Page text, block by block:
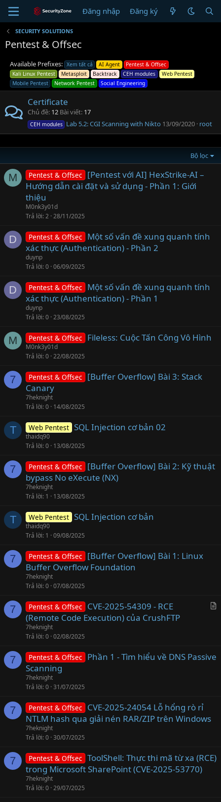
Đăng nhập Đăng ký
SECURITY SOLUTIONS
Pentest & Offsec
Available Prefixes: Xem tất cả AI Agent
Pentest & Offsec
Kali Linux Pentest
Metasploit Backtrack CEH modules
Web Pentest
Mobile Pentest
Network Pentest Social Engineering
Certificate
Chủ đề 12 Bài viết 17
CEH modules Lab 5.2: CGI Scanning with Nikto 13/09/2020 root
Bộ lọc
M Pentest & Offsec
[Pentest với AI] HexStrike-AI –
Hướng dẫn cài đặt và sử dụng - Phần 1: Giới
thiệu
M0nk3y01d
Trả lời 2 28/11/2025
D Pentest & Offsec
Một số vấn đề xung quanh tính
xác thực (Authentication) - Phần 2
duynp
Trả lời 0 06/09/2025
D Pentest & Offsec
Một số vấn đề xung quanh tính
xác thực (Authentication) - Phần 1
duynp
Trả lời 0 23/08/2025
M Pentest & Offsec Fileless: Cuộc Tấn Công Vô Hình
M0nk3y01d
Trả lời 0 22/08/2025
7 Pentest & Offsec
[Buffer Overflow] Bài 3: Stack
Canary
7heknight
Trả lời 0 14/08/2025
T Web Pentest SQL Injection cơ bản 02
thaidq90
Trả lời 0 13/08/2025
7 Pentest & Offsec
[Buffer Overflow] Bài 2: Kỹ thuật
bypass No eXecute (NX)
7heknight
Trả lời 1 13/08/2025
T Web Pentest SQL Injection cơ bản
thaidq90
Trả lời 1 09/08/2025
7 Pentest & Offsec
[Buffer Overflow] Bài 1: Linux
Buffer Overflow Foundation
7heknight
Trả lời 0 07/08/2025
7 Pentest & Offsec
CVE-2025-54309 - RCE
(Remote Code Execution) của CrushFTP
7heknight
Trả lời 0 02/08/2025
7 Pentest & Offsec
Phần 1 - Tìm hiểu về DNS Passive
Scanning
7heknight
Trả lời 0 31/07/2025
7 Pentest & Offsec
CVE-2025-24054 Lỗ hổng rò rỉ
NTLM hash qua giải nén RAR/ZIP trên Windows
7heknight
Trả lời 0 30/07/2025
7 Pentest & Offsec ToolShell: Thực thi mã từ xa (RCE)
trong Microsoft SharePoint (CVE-2025-53770)
7heknight
Trả lời 0 29/07/2025